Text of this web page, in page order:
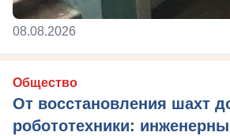
08.08.2026
Общество
От восстановления шахт
робототехники: